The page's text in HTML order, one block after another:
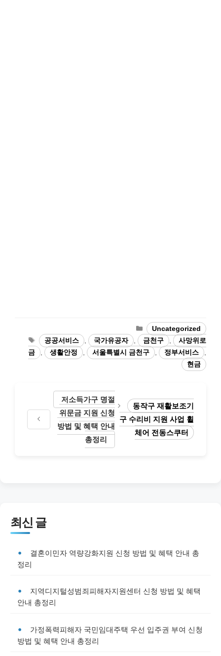
카
테
고
리
Uncategorized
태
그
공공서비스 국가유공자 금천구
사망위로
금
생활안정 서울특별시 금천구 정부서비스
현금
저소득가구 명절
위문금 지원 신청
방법 및 혜택 안내
총정리
동작구 재활보조기
구 수리비 지원 사업 휠
체어 전동스쿠터
최신 글
결혼이민자 역량강화지원 신청 방법 및 혜택 안내 총
정리
지역디지털성범죄피해자지원센터 신청 방법 및 혜택
안내 총정리
가정폭력피해자 국민임대주택 우선 입주권 부여 신청
방법 및 혜택 안내 총정리